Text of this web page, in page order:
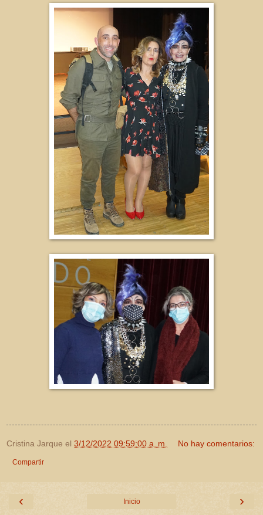
Cristina Jarque el 3/12/2022 09:59:00 a. m. No hay comentarios:
Compartir
‹ ›
Inicio